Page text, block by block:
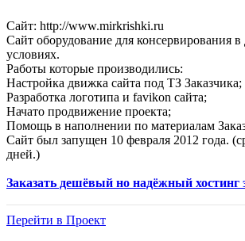
Сайт: http://www.mirkrishki.ru
Сайт оборудование для консервирования
условиях.
Работы которые производились:
Настройка движка сайта под ТЗ Заказчика;
Разработка логотипа и favikon сайта;
Начато продвижение проекта;
Помощь в наполнении по материалам
Сайт был запущен 10 февраля 2012 года.
дней.)
Заказать дешёвый но надёжный
Перейти в Проект